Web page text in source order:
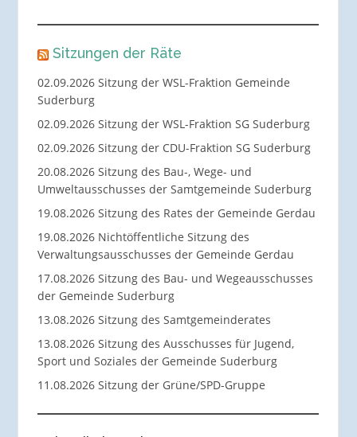
Sitzungen der Räte
02.09.2026 Sitzung der WSL-Fraktion Gemeinde
Suderburg
02.09.2026 Sitzung der WSL-Fraktion SG Suderburg
02.09.2026 Sitzung der CDU-Fraktion SG Suderburg
20.08.2026 Sitzung des Bau-, Wege- und
Umweltausschusses der Samtgemeinde Suderburg
19.08.2026 Sitzung des Rates der Gemeinde Gerdau
19.08.2026 Nichtöffentliche Sitzung des
Verwaltungsausschusses der Gemeinde Gerdau
17.08.2026 Sitzung des Bau- und Wegeausschusses
der Gemeinde Suderburg
13.08.2026 Sitzung des Samtgemeinderates
13.08.2026 Sitzung des Ausschusses für Jugend,
Sport und Soziales der Gemeinde Suderburg
11.08.2026 Sitzung der Grüne/SPD-Gruppe